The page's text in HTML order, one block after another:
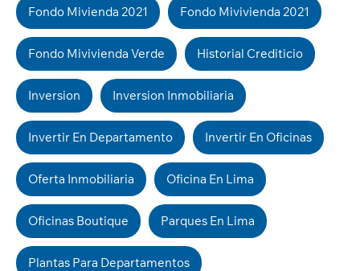
Fondo Mivienda 2021 Fondo Mivivienda 2021
Fondo Mivivienda Verde Historial Crediticio
Inversion Inversion Inmobiliaria
Invertir En Departamento Invertir En Oficinas
Oferta Inmobiliaria Oficina En Lima
Oficinas Boutique Parques En Lima
Plantas Para Departamentos